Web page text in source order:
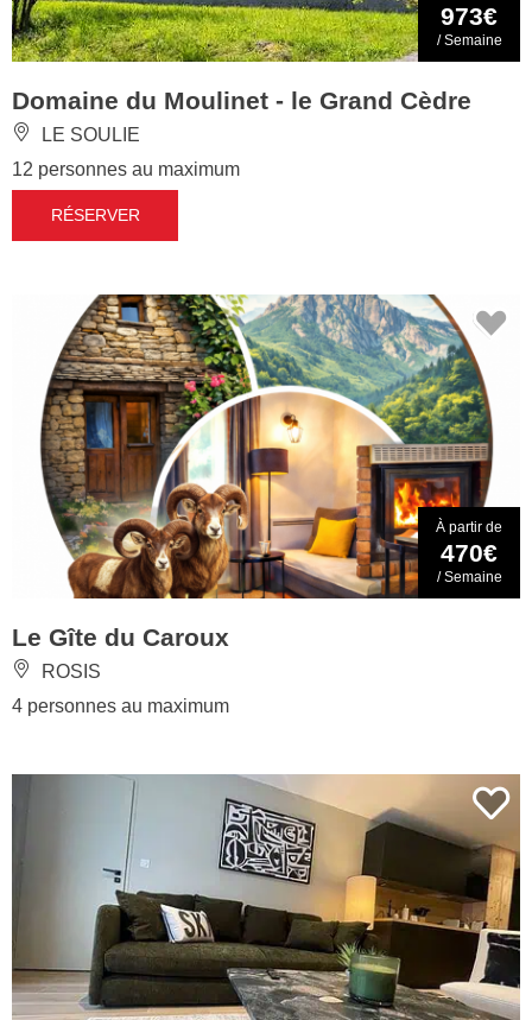
973€
/ Semaine
Domaine du Moulinet - le Grand Cèdre
LE SOULIE
12 personnes au maximum
RÉSERVER
À partir de
470€
/ Semaine
Le Gîte du Caroux
ROSIS
4 personnes au maximum